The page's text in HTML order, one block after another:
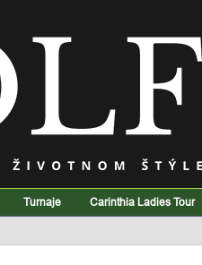
Turnaje Carinthia Ladies Tour